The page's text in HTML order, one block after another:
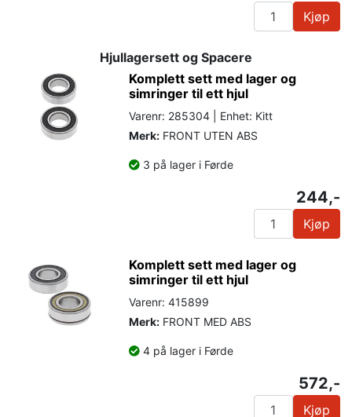
Kjøp
Hjullagersett og Spacere
Komplett sett med lager og
simringer til ett hjul
Varenr: 285304 | Enhet: Kitt
Merk: FRONT UTEN ABS
3 på lager i Førde
244,-
Kjøp
Komplett sett med lager og
simringer til ett hjul
Varenr: 415899
Merk: FRONT MED ABS
4 på lager i Førde
572,-
Kjøp